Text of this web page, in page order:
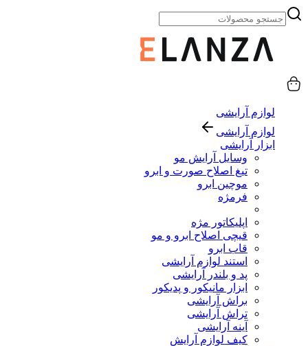
لوازم آرایشی
لوازم آرایشی
ابزار آرایشی
وسایل آرایش مو
تیغ اصلاح صورت و ابرو
موچین ابرو
فرمژه
اپلیکاتور مژه
قیچی اصلاح ابرو و مو
قاب ابرو
استند لوازم آرایشی
پد و بلندر آرایشی
ابزار مانیکور و پدیکور
براش آرایشی
تراش آرایشی
آینه آرایشی
کیف لوازم آرایش